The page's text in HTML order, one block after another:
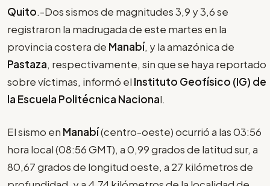
Quito.-Dos sismos de magnitudes 3,9 y 3,6 se
registraron la madrugada de este martes en la
provincia costera de Manabí, y la amazónica de
Pastaza, respectivamente, sin que se haya reportado
sobre víctimas, informó el Instituto Geofísico (IG) de
la Escuela Politécnica Nacional.
El sismo en Manabí(centro-oeste) ocurrió a las 03:56
hora local (08:56 GMT), a 0,99 grados de latitud sur, a
80,67 grados de longitud oeste, a 27 kilómetros de